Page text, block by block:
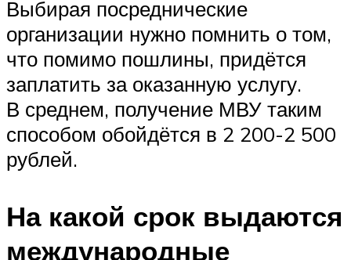
Выбирая посреднические
организации нужно помнить о том,
что помимо пошлины, придётся
заплатить за оказанную услугу.
В среднем, получение МВУ таким
способом обойдётся в 2 200-2 500
рублей.
На какой срок выдаются
международные